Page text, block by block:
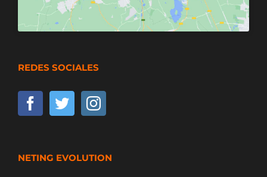
REDES SOCIALES
NETING EVOLUTION